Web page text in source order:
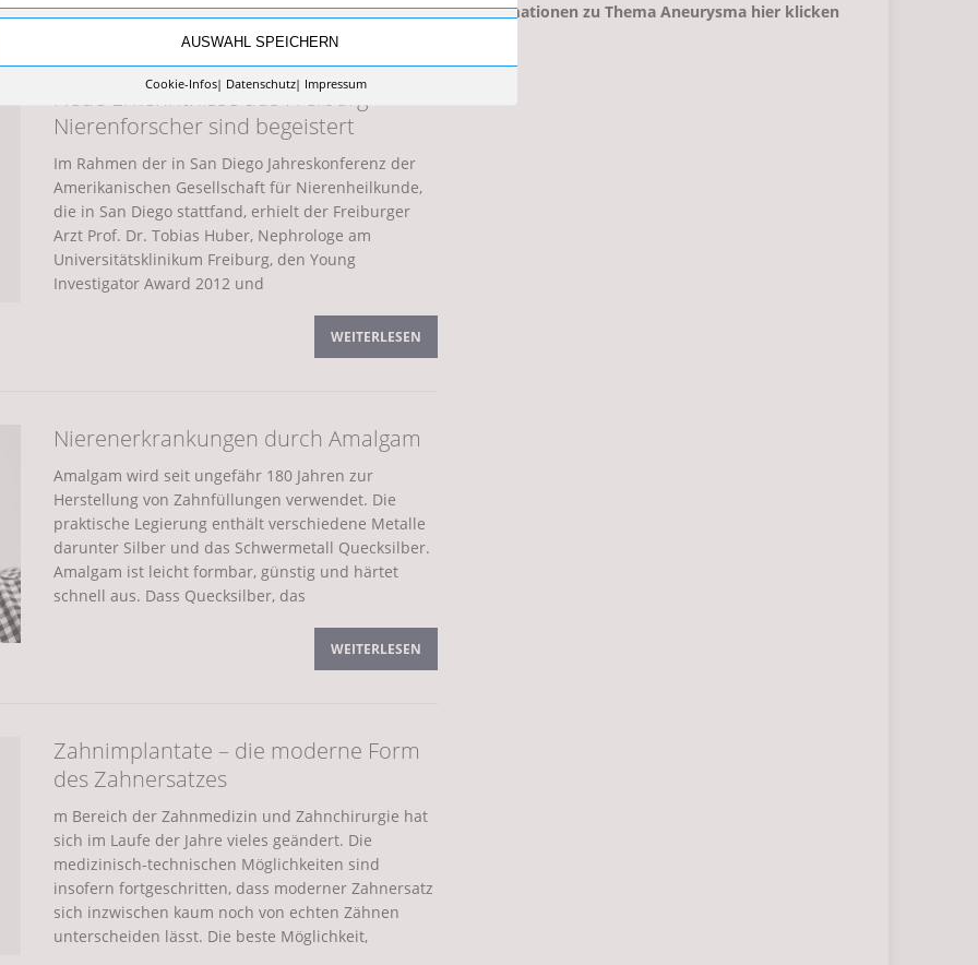
Joseph E. Murray ALLGEMEIN
das Thema Nierenerkrankungen bei Diabetes
kann Eisenmangel entstehen
Amalgam NIERENERKRANKUNGEN
Form des Zahnersatzes ALLGEMEIN
bei Kindern erkennen und handeln
eiweißarmen Ernährung beachten sollten
Nierenerkrankungen im Bereich der Ernährung
Neue Erkenntnisse aus Freiburg –
Nierenforscher sind begeistert
Im Rahmen der in San Diego Jahreskonferenz der
Amerikanischen Gesellschaft für Nierenheilkunde,
die in San Diego stattfand, erhielt der Freiburger
Arzt Prof. Dr. Tobias Huber, Nephrologe am
Universitätsklinikum Freiburg, den Young
Investigator Award 2012 und
WEITERLESEN
Nierenerkrankungen durch Amalgam
Amalgam wird seit ungefähr 180 Jahren zur
Herstellung von Zahnfüllungen verwendet. Die
praktische Legierung enthält verschiedene Metalle
darunter Silber und das Schwermetall Quecksilber.
Amalgam ist leicht formbar, günstig und härtet
schnell aus. Dass Quecksilber, das
WEITERLESEN
Zahnimplantate – die moderne Form
des Zahnersatzes
m Bereich der Zahnmedizin und Zahnchirurgie hat
sich im Laufe der Jahre vieles geändert. Die
medizinisch-technischen Möglichkeiten sind
insofern fortgeschritten, dass moderner Zahnersatz
sich inzwischen kaum noch von echten Zähnen
unterscheiden lässt. Die beste Möglichkeit,
Informationen zu ThemaAneurysma hier klicken
AUSWAHL SPEICHERN
Cookie-Infos Datenschutz Impressum